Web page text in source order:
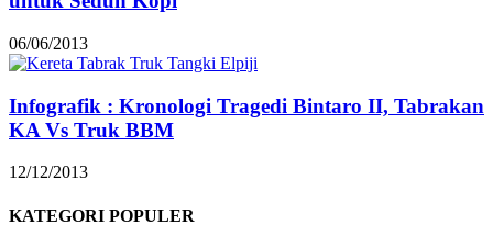
06/06/2013
Infografik : Kronologi Tragedi Bintaro II, Tabrakan
KA Vs Truk BBM
12/12/2013
KATEGORI POPULER